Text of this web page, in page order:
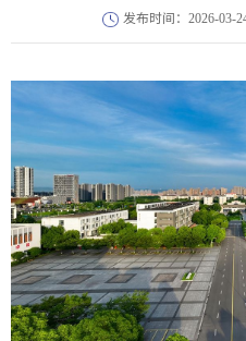
发布时间：2026-03-